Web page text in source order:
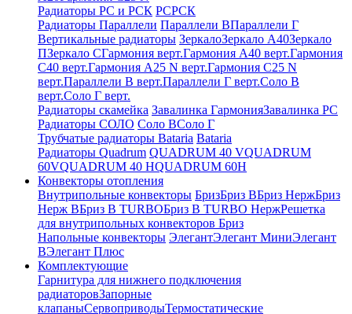
Радиаторы РС и РСК РСРСК
Радиаторы Параллели Параллели ВПараллели Г
Вертикальные радиаторы ЗеркалоЗеркало А40Зеркало
ПЗеркало СГармония верт.Гармония А40 верт.Гармония
С40 верт.Гармония А25 N верт.Гармония С25 N
верт.Параллели В верт.Параллели Г верт.Соло В
верт.Соло Г верт.
Радиаторы скамейка Завалинка ГармонияЗавалинка РС
Радиаторы СОЛО Соло ВСоло Г
Трубчатые радиаторы Bataria Bataria
Радиаторы Quadrum QUADRUM 40 VQUADRUM
60VQUADRUM 40 HQUADRUM 60H
Конвекторы отопления
Внутрипольные конвекторы БризБриз ВБриз НержБриз
Нерж ВБриз В TURBOБриз В TURBO НержРешетка
для внутрипольных конвекторов Бриз
Напольные конвекторы ЭлегантЭлегант МиниЭлегант
ВЭлегант Плюс
Комплектующие
Гарнитура для нижнего подключения
радиаторовЗапорные
клапаныСервоприводыТермостатические